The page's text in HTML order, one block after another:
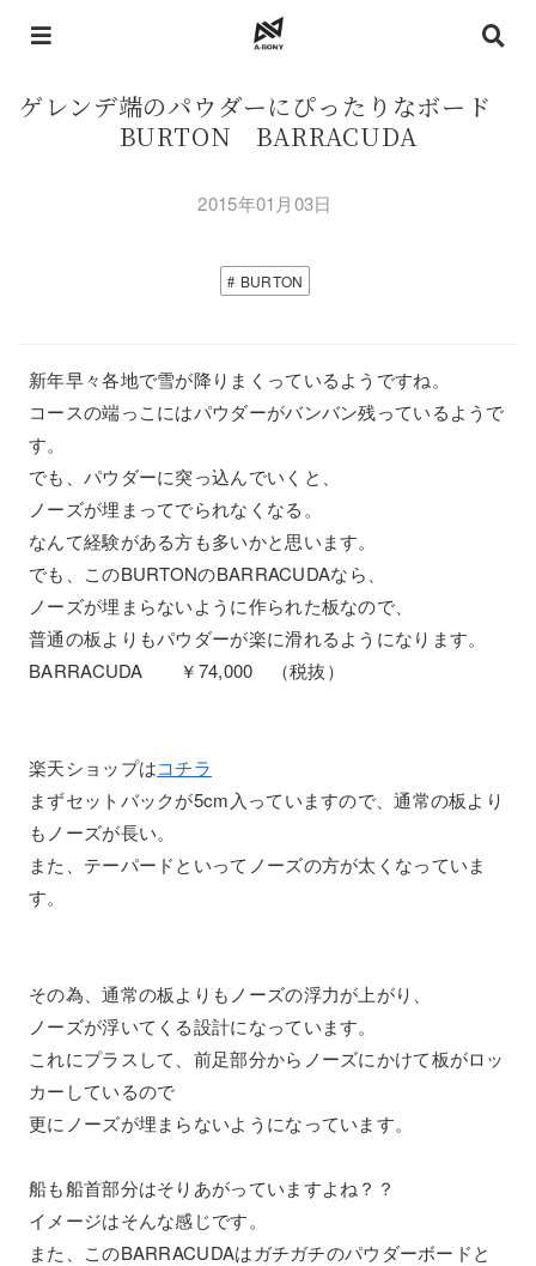
ゲレンデ端のパウダーにぴったりなボード
BURTON BARRACUDA
2015年01月03日
BURTON
新年早々各地で雪が降りまくっているようですね。
コースの端っこにはパウダーがバンバン残っているようで
す。
でも、パウダーに突っ込んでいくと、
ノーズが埋まってでられなくなる。
なんて経験がある方も多いかと思います。
でも、このBURTONのBARRACUDAなら、
ノーズが埋まらないように作られた板なので、
普通の板よりもパウダーが楽に滑れるようになります。
BARRACUDA ￥74,000 （税抜）
楽天ショップはコチラ
まずセットバックが5cm入っていますので、通常の板より
もノーズが長い。
また、テーパードといってノーズの方が太くなっていま
す。
その為、通常の板よりもノーズの浮力が上がり、
ノーズが浮いてくる設計になっています。
これにプラスして、前足部分からノーズにかけて板がロッ
カーしているので
更にノーズが埋まらないようになっています。
船も船首部分はそりあがっていますよね？？
イメージはそんな感じです。
また、このBARRACUDAはガチガチのパウダーボードと